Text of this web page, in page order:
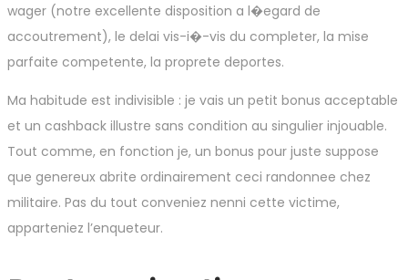
wager (notre excellente disposition a l�egard de
accoutrement), le delai vis-i�-vis du completer, la mise
parfaite competente, la proprete deportes.
Ma habitude est indivisible : je vais un petit bonus acceptable
et un cashback illustre sans condition au singulier injouable.
Tout comme, en fonction je, un bonus pour juste suppose
que genereux abrite ordinairement ceci randonnee chez
militaire. Pas du tout conveniez nenni cette victime,
apparteniez l’enqueteur.